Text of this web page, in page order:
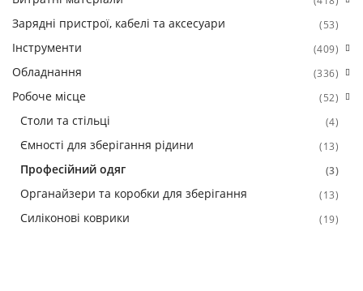
Зарядні пристрої, кабелі та аксесуари (53)
Інструменти (409)
Обладнання (336)
Робоче місце (52)
Столи та стільці (4)
Ємності для зберігання рідини (13)
Професійний одяг (3)
Органайзери та коробки для зберігання (13)
Силіконові коврики (19)